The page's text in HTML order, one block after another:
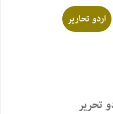
اردو تحاریر
تحریر